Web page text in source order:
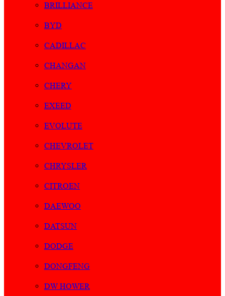
BRILLIANCE
BYD
CADILLAC
CHANGAN
CHERY
EXEED
EVOLUTE
CHEVROLET
CHRYSLER
CITROEN
DAEWOO
DATSUN
DODGE
DONGFENG
DW HOWER